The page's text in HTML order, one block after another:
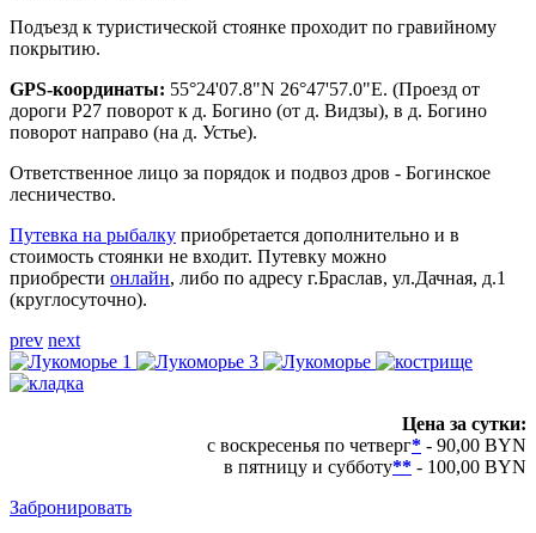
Подъезд к туристической стоянке проходит по гравийному
покрытию.
GPS-координаты: 55°24'07.8"N 26°47'57.0"E. (Проезд от
дороги Р27 поворот к д. Богино (от д. Видзы), в д. Богино
поворот направо (на д. Устье).
Ответственное лицо за порядок и подвоз дров - Богинское
лесничество.
Путевка на рыбалку приобретается дополнительно и в
стоимость стоянки не входит. Путевку можно
приобрести онлайн, либо по адресу г.Браслав, ул.Дачная, д.1
(круглосуточно).
prev next
Цена за сутки:
с воскресенья по четверг* - 90,00 BYN
в пятницу и субботу** - 100,00 BYN
Забронировать